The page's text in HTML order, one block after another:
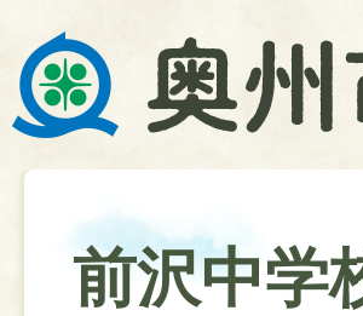
前沢中学